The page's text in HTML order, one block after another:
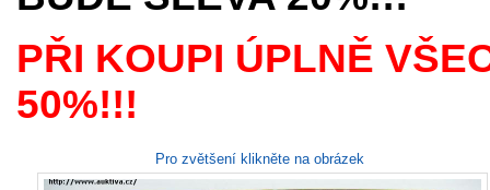
PŘI KOUPI ÚPLNĚ
50%!!!
Pro zvětšení klikněte na obrázek